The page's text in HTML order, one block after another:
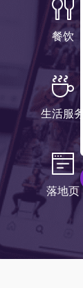
餐饮
生活服务
落地页